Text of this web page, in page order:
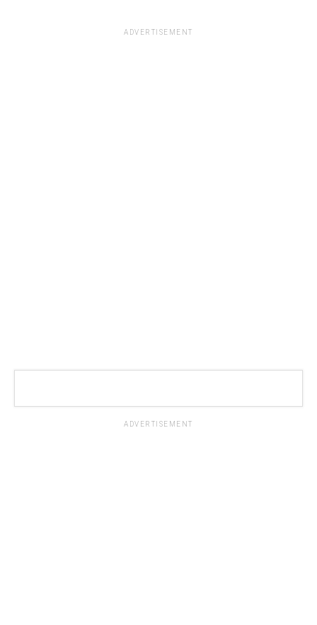
ADVERTISEMENT
ADVERTISEMENT